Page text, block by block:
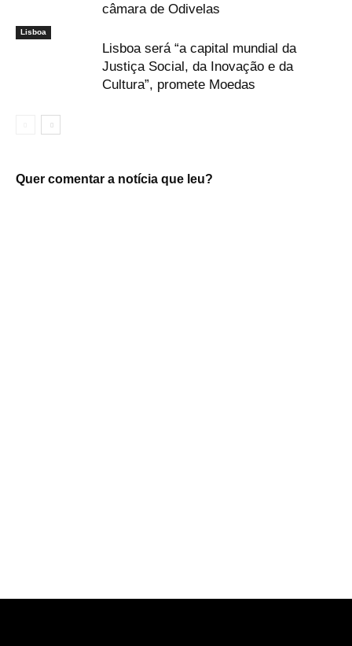
câmara de Odivelas
Lisboa
Lisboa será “a capital mundial da
Justiça Social, da Inovação e da
Cultura”, promete Moedas
Quer comentar a notícia que leu?